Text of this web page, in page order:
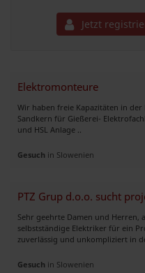
Jetzt
Elektromonteure
Wir haben freie Kapazitäten in
Sandkern für Gießerei-
und HSL Anlage ..
Gesuch in Slowenien
PTZ Grup d.o.o. sucht
Sehr geehrte Damen und Herren,
selbstständige Elektriker für ein
zuverlässig und unkompliziert in
Gesuch in Slowenien